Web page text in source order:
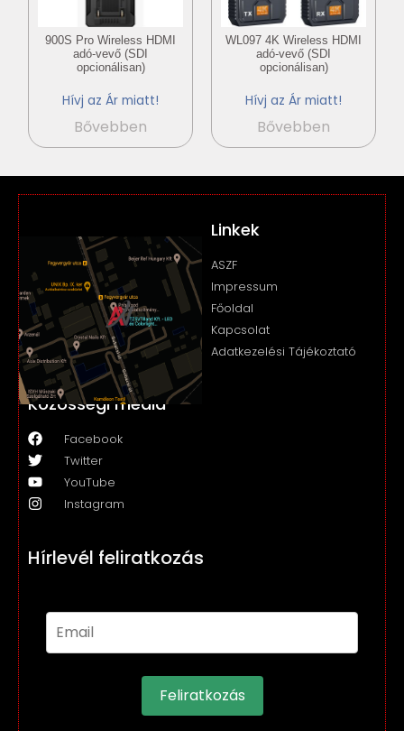
900S Pro Wireless HDMI
adó-vevő (SDI
opcionálisan)
Hívj az Ár miatt!
Bővebben
WL097 4K Wireless HDMI
adó-vevő (SDI
opcionálisan)
Hívj az Ár miatt!
Bővebben
Linkek
ASZF
Impressum
Főoldal
Kapcsolat
Adatkezelési Tájékoztató
Közösségi média
Facebook
Twitter
YouTube
Instagram
Hírlevél feliratkozás
Feliratkozás